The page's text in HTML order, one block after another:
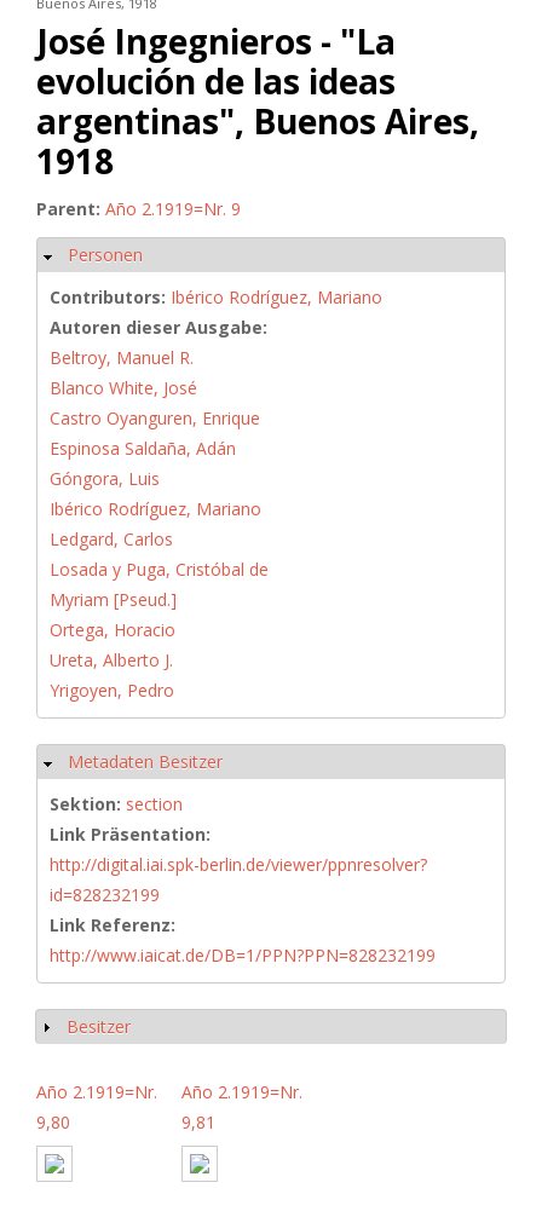
José Ingegnieros - "La
evolución de las ideas
argentinas", Buenos Aires,
1918
Parent: Año 2.1919=Nr. 9
Hide
Personen
Contributors: Ibérico Rodríguez, Mariano
Autoren dieser Ausgabe:
Beltroy, Manuel R.
Blanco White, José
Castro Oyanguren, Enrique
Espinosa Saldaña, Adán
Góngora, Luis
Ibérico Rodríguez, Mariano
Ledgard, Carlos
Losada y Puga, Cristóbal de
Myriam [Pseud.]
Ortega, Horacio
Ureta, Alberto J.
Yrigoyen, Pedro
Hide
Metadaten Besitzer
Sektion: section
Link Präsentation:
http://digital.iai.spk-berlin.de/viewer/ppnresolver?
id=828232199
Link Referenz:
http://www.iaicat.de/DB=1/PPN?PPN=828232199
Show
Besitzer
Año 2.1919=Nr.
9,80
Año 2.1919=Nr.
9,81